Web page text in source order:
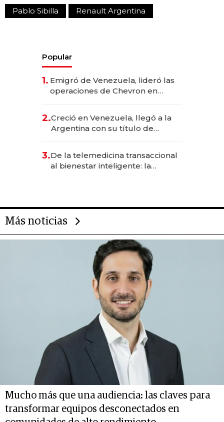
Pablo Sibilla Renault Argentina
Popular
1. Emigró de Venezuela, lideró las
operaciones de Chevron en
2.Creció en Venezuela, llegó a la
Argentina con su título de
las marcas "fast premium"
3.De la telemedicina transaccional
al bienestar inteligente: la
Más noticias
Mucho más que una audiencia: las claves para
transformar equipos desconectados en